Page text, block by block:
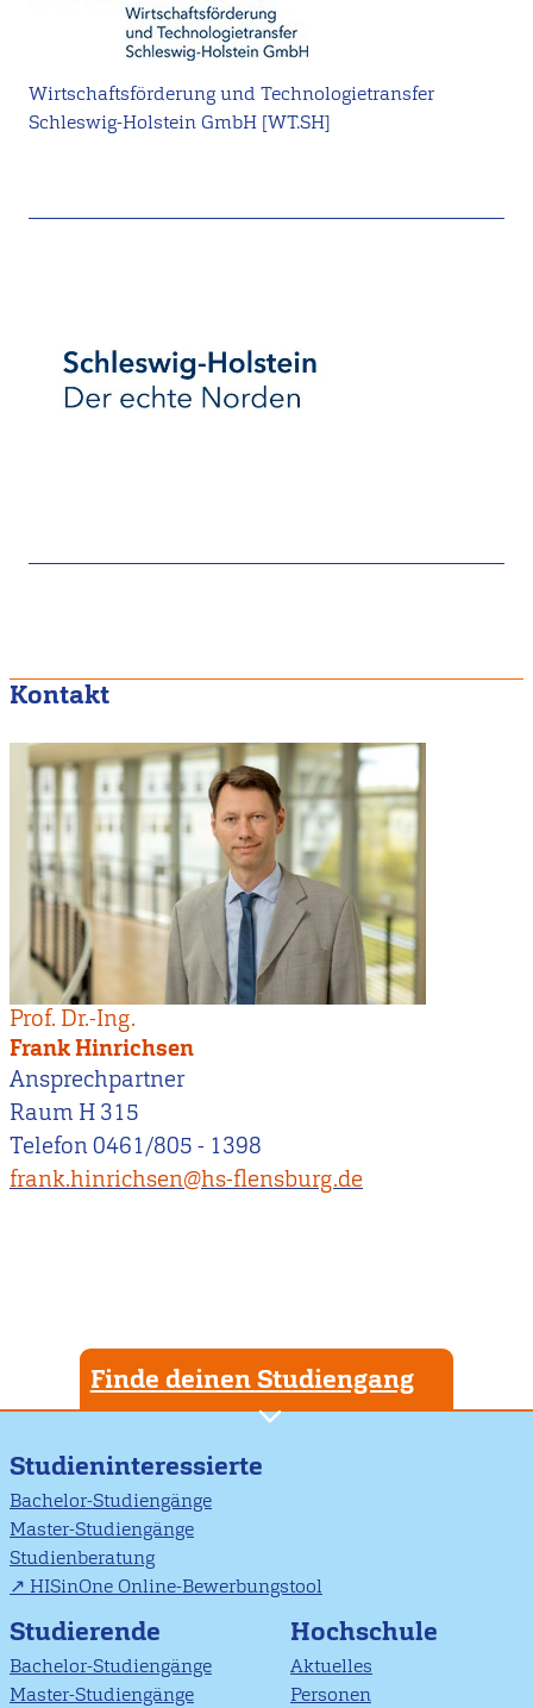
Wirtschaftsförderung und Technologietransfer
Schleswig-Holstein GmbH [WT.SH]
Kontakt
Prof. Dr.-Ing.
Frank Hinrichsen
Ansprechpartner
Raum H 315
Telefon 0461/805 - 1398
frank.hinrichsen@hs-flensburg.de
Finde deinen Studiengang
Studieninteressierte
Bachelor-Studiengänge
Master-Studiengänge
Studienberatung
HISinOne Online-Bewerbungstool
Studierende
Bachelor-Studiengänge
Master-Studiengänge
Hochschule
Aktuelles
Personen